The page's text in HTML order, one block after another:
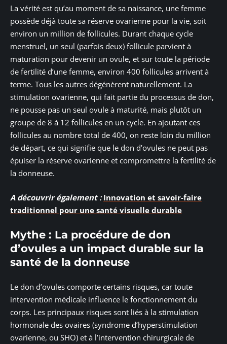
La vérité est qu’au moment de sa naissance, une femme
possède déjà toute sa réserve ovarienne pour la vie, soit
environ un million de follicules. Durant chaque cycle
menstruel, un seul (parfois deux) follicule parvient à
maturation pour devenir un ovule, et sur toute la période
de fertilité d’une femme, environ 400 follicules arrivent à
terme. Tous les autres dégénèrent naturellement. La
stimulation ovarienne, qui fait partie du processus de don,
ne pousse pas un seul ovule à maturité, mais plutôt un
groupe de 8 à 12 follicules en un cycle. En ajoutant ces
follicules au nombre total de 400, on reste loin du million
de départ, ce qui signifie que le don d’ovules ne peut pas
épuiser la réserve ovarienne et compromettre la fertilité de
la donneuse.
A découvrir également : Innovation et savoir-faire
traditionnel pour une santé visuelle durable
Mythe : La procédure de don
d’ovules a un impact durable sur la
santé de la donneuse
Le don d’ovules comporte certains risques, car toute
intervention médicale influence le fonctionnement du
corps. Les principaux risques sont liés à la stimulation
hormonale des ovaires (syndrome d’hyperstimulation
ovarienne, ou SHO) et à l’intervention chirurgicale de